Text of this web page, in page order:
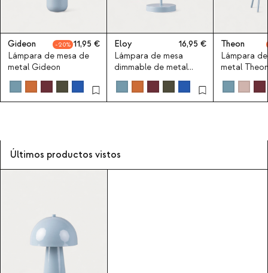
Gideon 20
11,95
Lámpara de mesa de
metal Gideon
Eloy
16,95
Lámpara de mesa
dimmable de metal
Eloy
Theon
Lámpara
metal Theon
Últimos productos vistos